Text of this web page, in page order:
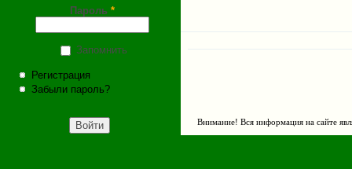
Пароль *
Запомнить
Регистрация
Забыли пароль?
Внимание! Вся информация на сайте